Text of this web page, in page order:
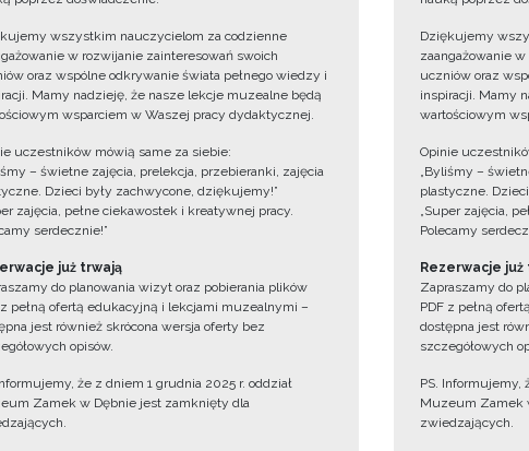
wszystkim nauczycielom za codzienne
w rozwijanie zainteresowań swoich
oraz wspólne odkrywanie świata pełnego wiedzy i
Mamy nadzieję, że nasze lekcje muzealne będą
wsparciem w Waszej pracy dydaktycznej.
uczestników mówią same za siebie:
– świetne zajęcia, prelekcja, przebieranki, zajęcia
Dzieci były zachwycone, dziękujemy!”
zajęcia, pełne ciekawostek i kreatywnej pracy.
serdecznie!”
już trwają
do planowania wizyt oraz pobierania plików
z pełną ofertą edukacyjną i lekcjami muzealnymi –
jest również skrócona wersja oferty bez
opisów.
że z dniem 1 grudnia 2025 r. oddział
Zamek w Dębnie jest zamknięty dla
Dziękujemy
zaangażowanie
uczniów oraz
inspiracji. Mamy
wartościowym
Opinie
„Byliśmy –
plastyczne.
„Super zajęcia,
Polecamy
Rezerwacje już
Zapraszamy do
PDF z pełną
dostępna jest
szczegółowych
PS. Informujemy,
Muzeum Zamek
zwiedzających.